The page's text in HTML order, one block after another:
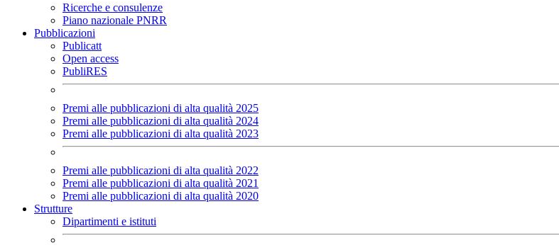
Ricerche e consulenze
Piano nazionale PNRR
Pubblicazioni
Publicatt
Open access
PubliRES
Premi alle pubblicazioni di alta qualità 2025
Premi alle pubblicazioni di alta qualità 2024
Premi alle pubblicazioni di alta qualità 2023
Premi alle pubblicazioni di alta qualità 2022
Premi alle pubblicazioni di alta qualità 2021
Premi alle pubblicazioni di alta qualità 2020
Strutture
Dipartimenti e istituti